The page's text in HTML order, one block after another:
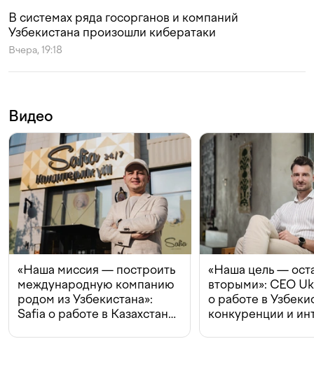
В системах ряда госорганов и компаний
Узбекистана произошли кибератаки
Вчера, 19:18
Видео
«Наша миссия — построить
международную компанию
родом из Узбекистана»:
Safia о работе в Казахстане,
«Наша цель —
вторыми»: CEO
о работе в
конкуренции и